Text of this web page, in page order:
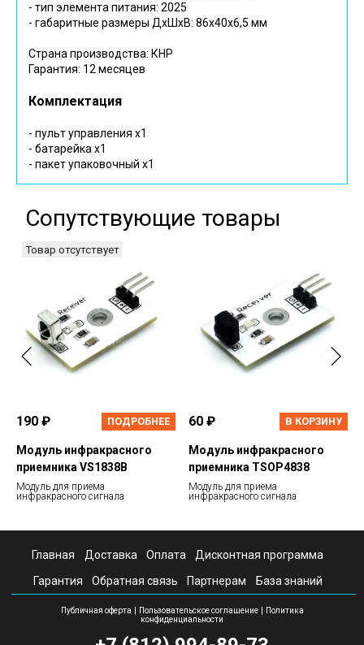
- тип элемента питания: 2025
- габаритные размеры ДхШхВ: 86х40х6,5 мм
Страна производства: КНР
Гарантия: 12 месяцев
Комплектация
- пульт управления х1
- батарейка х1
- пакет упаковочный х1
Сопутствующие товары
Товар отсутствует
190 ₽ ПОДРОБНЕЕ
Модуль инфракрасного
приемника VS1838B
Модуль для приема
инфракрасного сигнала
60 ₽ В КОРЗИНУ
Модуль инфракрасного
приемника TSOP4838
Модуль для приема
инфракрасного сигнала
Главная Доставка Оплата Дисконтная программа
Гарантия Обратная связь Партнерам База знаний
Публичная оферта | Пользовательское соглашение| Политика
конфиденциальности